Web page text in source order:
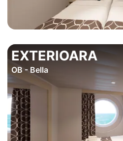
EXTERIOARA
OB - Bella